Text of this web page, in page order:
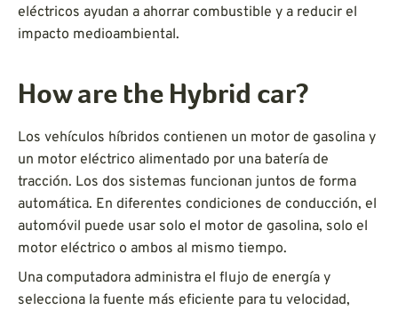
eléctricos ayudan a ahorrar combustible y a reducir el
impacto medioambiental.
How are the Hybrid car?
Los vehículos híbridos contienen un motor de gasolina y
un motor eléctrico alimentado por una batería de
tracción. Los dos sistemas funcionan juntos de forma
automática. En diferentes condiciones de conducción, el
automóvil puede usar solo el motor de gasolina, solo el
motor eléctrico o ambos al mismo tiempo.
Una computadora administra el flujo de energía y
selecciona la fuente más eficiente para tu velocidad,